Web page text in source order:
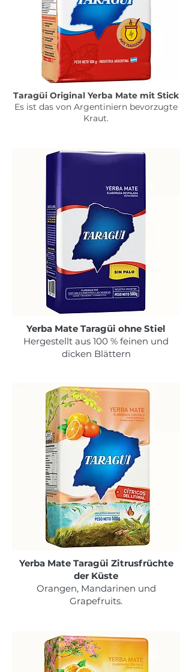
Taragüi Original Yerba Mate mit Stick
Es ist das von Argentiniern bevorzugte
Kraut.
Yerba Mate Taragüi ohne Stiel
Hergestellt aus 100 % feinen und
dicken Blättern
Yerba Mate Taragüi Zitrusfrüchte
der Küste
Orangen, Mandarinen und
Grapefruits.